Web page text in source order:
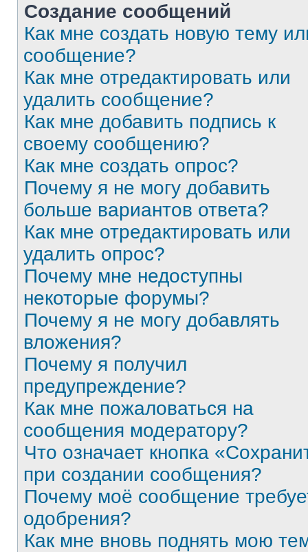
Создание сообщений
Как мне создать новую тему
сообщение?
Как мне отредактировать или
удалить сообщение?
Как мне добавить подпись к
своему сообщению?
Как мне создать опрос?
Почему я не могу добавить
больше вариантов ответа?
Как мне отредактировать или
удалить опрос?
Почему мне недоступны
некоторые форумы?
Почему я не могу добавлять
вложения?
Почему я получил
предупреждение?
Как мне пожаловаться на
сообщения модератору?
Что означает кнопка
при создании сообщения?
Почему моё сообщение
одобрения?
Как мне вновь поднять мою